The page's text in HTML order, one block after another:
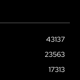
43137
23563
17313